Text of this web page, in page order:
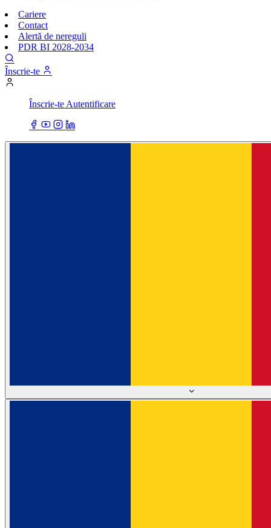
Cariere
Contact
Alertă de nereguli
PDR BI 2028-2034
Înscrie-te
Înscrie-te Autentificare